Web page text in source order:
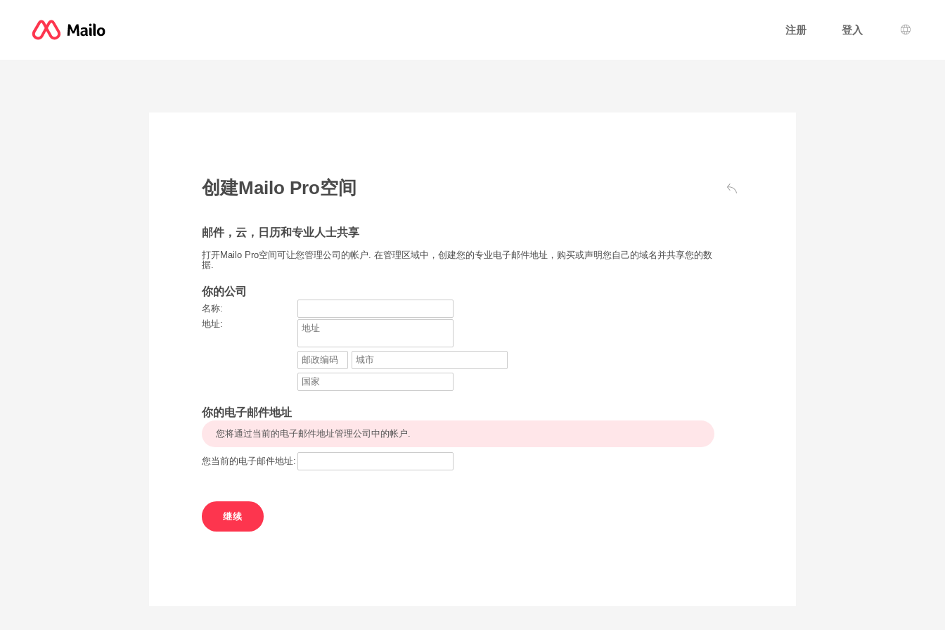
注册 登入
语言选
创建Mailo Pro空间 返回认证页面
邮件，云，日历和专业人士共享
打开Mailo Pro空间可让您管理公司的帐户. 在管理区域中，创建您的专业电子邮件地址，购买或声明您自己的域名并共享您的数
据.
你的公司
名称:
地址:
你的电子邮件地址
您将通过当前的电子邮件地址管理公司中的帐户.
您当前的电子邮件地址: